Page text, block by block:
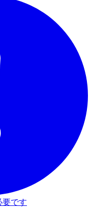
要です